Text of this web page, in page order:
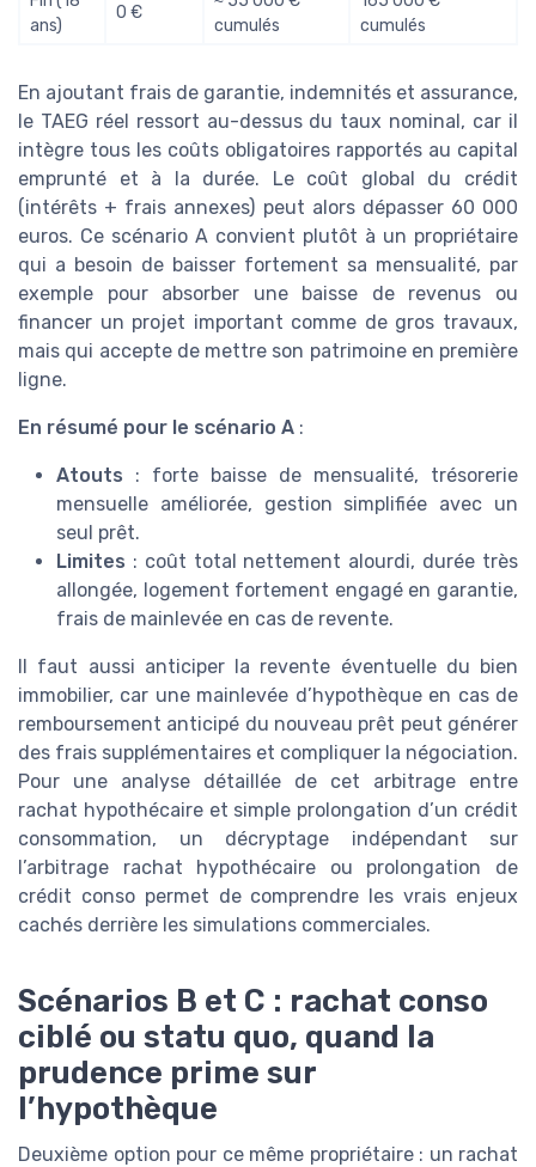
ans)
0 €
cumulés
cumulés
En ajoutant frais de garantie, indemnités et assurance,
le TAEG réel ressort au-dessus du taux nominal, car il
intègre tous les coûts obligatoires rapportés au capital
emprunté et à la durée. Le coût global du crédit
(intérêts + frais annexes) peut alors dépasser 60 000
euros. Ce scénario A convient plutôt à un propriétaire
qui a besoin de baisser fortement sa mensualité, par
exemple pour absorber une baisse de revenus ou
financer un projet important comme de gros travaux,
mais qui accepte de mettre son patrimoine en première
ligne.
En résumé pour le scénario A :
Atouts : forte baisse de mensualité, trésorerie
mensuelle améliorée, gestion simplifiée avec un
seul prêt.
Limites : coût total nettement alourdi, durée très
allongée, logement fortement engagé en garantie,
frais de mainlevée en cas de revente.
Il faut aussi anticiper la revente éventuelle du bien
immobilier, car une mainlevée d’hypothèque en cas de
remboursement anticipé du nouveau prêt peut générer
des frais supplémentaires et compliquer la négociation.
Pour une analyse détaillée de cet arbitrage entre
rachat hypothécaire et simple prolongation d’un crédit
consommation, un décryptage indépendant sur
l’arbitrage rachat hypothécaire ou prolongation de
crédit conso permet de comprendre les vrais enjeux
cachés derrière les simulations commerciales.
Scénarios B et C : rachat conso
ciblé ou statu quo, quand la
prudence prime sur
l’hypothèque
Deuxième option pour ce même propriétaire : un rachat